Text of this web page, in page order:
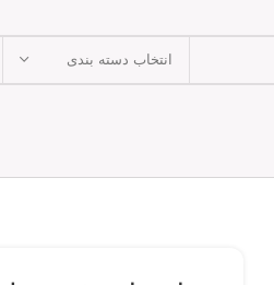
انتخاب دسته بندی